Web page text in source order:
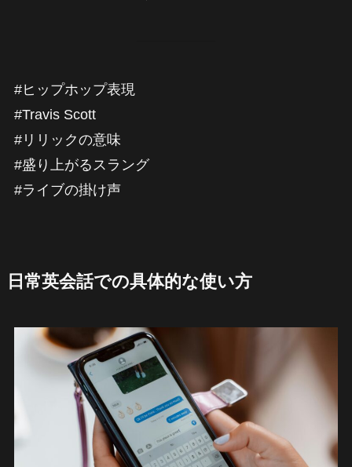
#ヒップホップ表現
#Travis Scott
#リリックの意味
#盛り上がるスラング
#ライブの掛け声
日常英会話での具体的な使い方